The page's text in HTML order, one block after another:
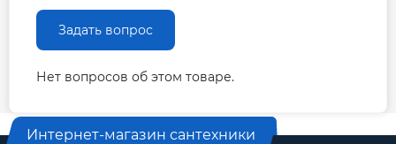
Задать вопрос
Нет вопросов об этом товаре.
Интернет-магазин сантехники